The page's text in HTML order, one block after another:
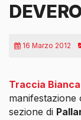
16 Marzo 2012
Traccia
manifestazione
sezione di